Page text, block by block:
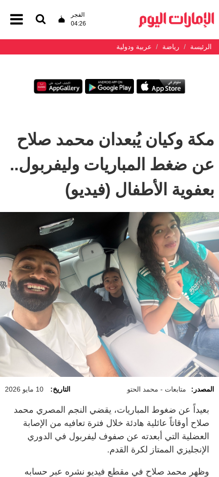
الفجر
04:26
الرئيسة رياضة عربية ودولية
مكة وكيان يُبعدان محمد صلاح
عن ضغط المباريات وليفربول..
بعفوية الأطفال (فيديو)
المصدر: متابعات - محمد الحتو التاريخ: 10 مايو 2026
بعيداً عن ضغوط المباريات، يقضي النجم المصري محمد
صلاح أوقاتاً عائلية هادئة خلال فترة تعافيه من الإصابة
العضلية التي أبعدته عن صفوف ليفربول في الدوري
الإنجليزي الممتاز لكرة القدم.
وظهر محمد صلاح في مقطع فيديو نشره عبر حسابه